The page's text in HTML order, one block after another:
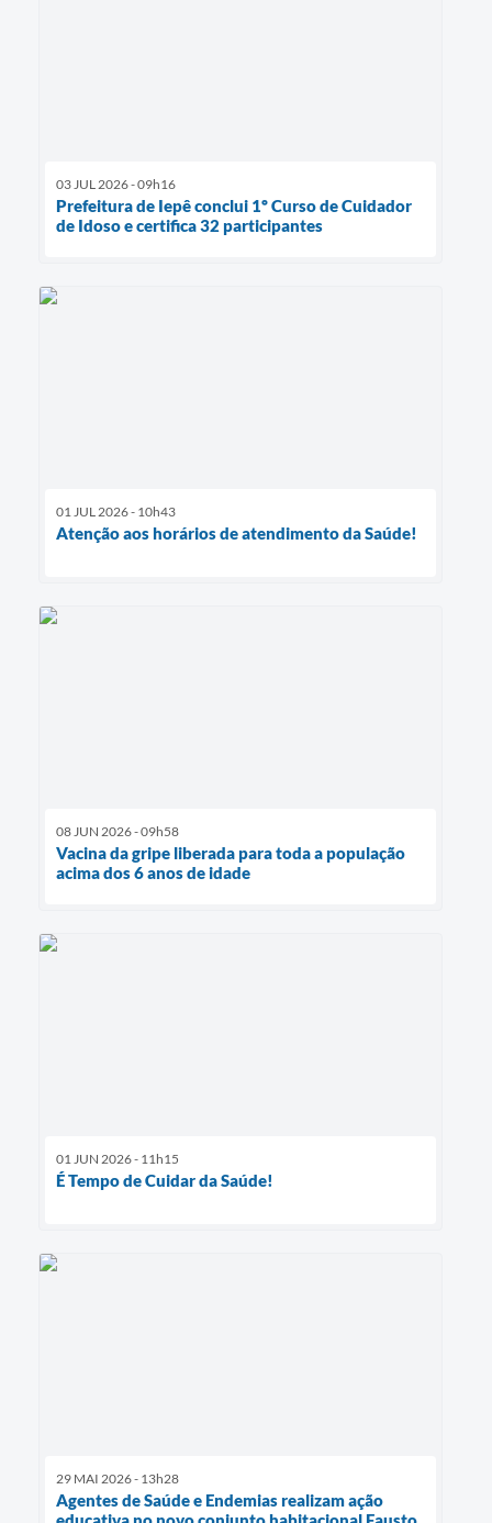
03 JUL 2026 - 09h16
Prefeitura de Iepê conclui 1º Curso de Cuidador
de Idoso e certifica 32 participantes
01 JUL 2026 - 10h43
Atenção aos horários de atendimento da Saúde!
08 JUN 2026 - 09h58
Vacina da gripe liberada para toda a população
acima dos 6 anos de idade
01 JUN 2026 - 11h15
É Tempo de Cuidar da Saúde!
29 MAI 2026 - 13h28
Agentes de Saúde e Endemias realizam ação